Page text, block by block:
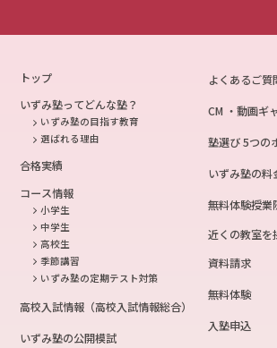
トップ
いずみ塾ってどんな塾？
いずみ塾の目指す教育
選ばれる理由
合格実績
コース情報
小学生
中学生
高校生
季節講習
いずみ塾の定期テスト対策
高校入試情報（高校入試情報総合）
いずみ塾の公開模試
よくあるご質
CM ・動画ギ
塾選び 5つの
いずみ塾の料
無料体験授業
近くの教室を
資料請求
無料体験
入塾申込